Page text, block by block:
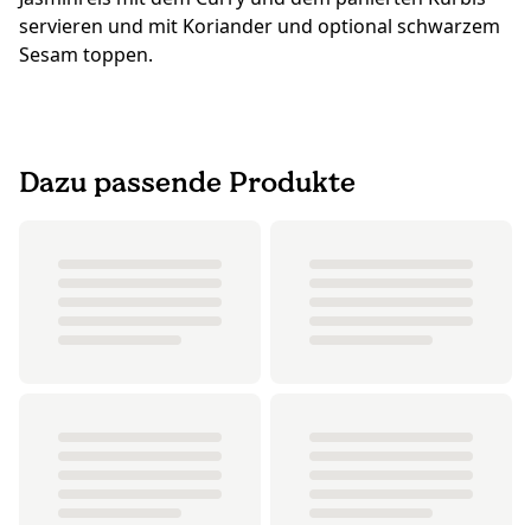
servieren und mit Koriander und optional schwarzem
Sesam toppen.
Dazu passende Produkte